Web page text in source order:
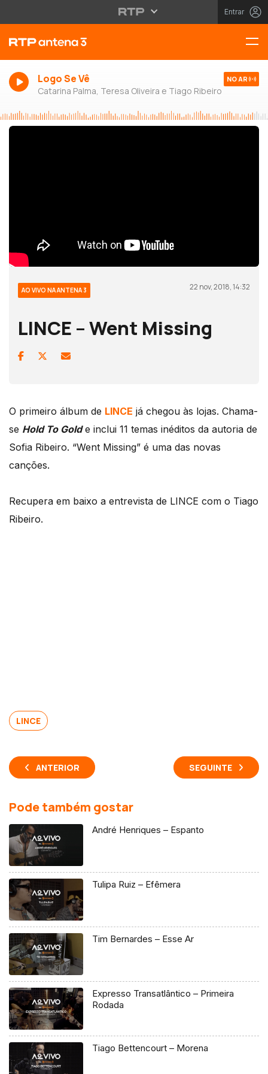
Entrar
Logo Se Vê
Catarina Palma, Teresa Oliveira e Tiago Ribeiro
NO AR
AO VIVO NA ANTENA 3 22 nov, 2018, 14:32
LINCE – Went Missing
O primeiro álbum de LINCE já chegou às lojas. Chama-
se Hold To Golde inclui 11 temas inéditos da autoria de
Sofia Ribeiro. “Went Missing” é uma das novas
canções.
Recupera em baixo a entrevista de LINCE com o Tiago
Ribeiro.
LINCE
ANTERIOR SEGUINTE
Pode também gostar
André Henriques – Espanto
Tulipa Ruiz – Efêmera
Tim Bernardes – Esse Ar
Expresso Transatlântico – Primeira
Rodada
Tiago Bettencourt – Morena